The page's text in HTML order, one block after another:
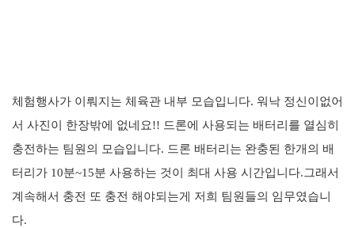
체험행사가 이뤄지는 체육관 내부 모습입니다. 워낙 정신이없어
서 사진이 한장밖에 없네요!! 드론에 사용되는 배터리를 열심히
충전하는 팀원의 모습입니다. 드론 배터리는 완충된 한개의 배
터리가 10분~15분 사용하는 것이 최대 사용 시간입니다.그래서
계속해서 충전 또 충전 해야되는게 저희 팀원들의 임무였습니
다.